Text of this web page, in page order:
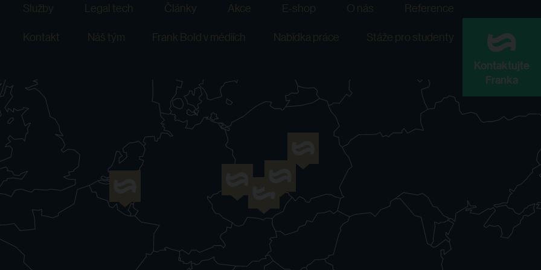
Kontaktujte
Franka
Služby Legal tech Články Akce E-shop O nás Reference
Kontakt Náš tým Frank Bold v médiích Nabídka práce Stáže pro studenty